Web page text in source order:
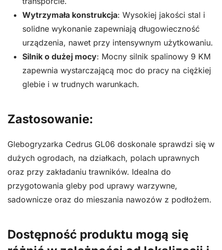
Wytrzymała konstrukcja: Wysokiej jakości stal i
solidne wykonanie zapewniają długowieczność
urządzenia, nawet przy intensywnym użytkowaniu.
Silnik o dużej mocy: Mocny silnik spalinowy 9 KM
zapewnia wystarczającą moc do pracy na ciężkiej
glebie i w trudnych warunkach.
Zastosowanie:
Glebogryzarka Cedrus GL06 doskonale sprawdzi się w
dużych ogrodach, na działkach, polach uprawnych
oraz przy zakładaniu trawników. Idealna do
przygotowania gleby pod uprawy warzywne,
sadownicze oraz do mieszania nawozów z podłożem.
Dostępność produktu mogą się